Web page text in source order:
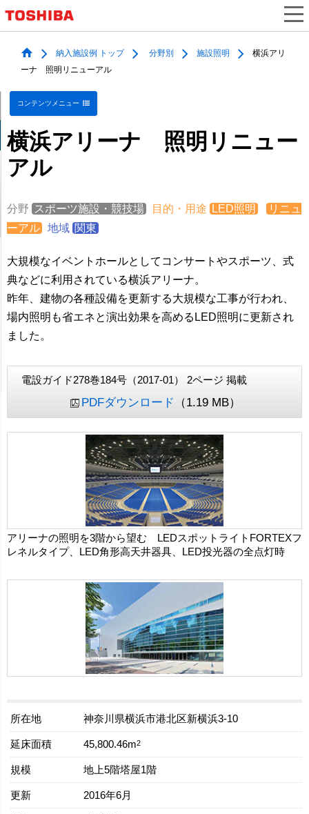
納入施設例 トップ 分野別 施設照明
横浜アリ
ーナ 照明リニューアル
コンテンツメニュー
横浜アリーナ 照明リニュー
アル
分野 スポーツ施設・競技場 目的・用途 LED照明
リニュ
ーアル
地域 関東
大規模なイベントホールとしてコンサートやスポーツ、式
典などに利用されている横浜アリーナ。
昨年、建物の各種設備を更新する大規模な工事が行われ、
場内照明も省エネと演出効果を高めるLED照明に更新され
ました。
電設ガイド278巻184号（2017-01） 2ページ 掲載
PDFダウンロード （1.19 MB）
アリーナの照明を3階から望む LEDスポットライトFORTEXフ
レネルタイプ、LED角形高天井器具、LED投光器の全点灯時
所在地 神奈川県横浜市港北区新横浜3-10
延床面積 45,800.46m2
規模 地上5階塔屋1階
更新 2016年6月